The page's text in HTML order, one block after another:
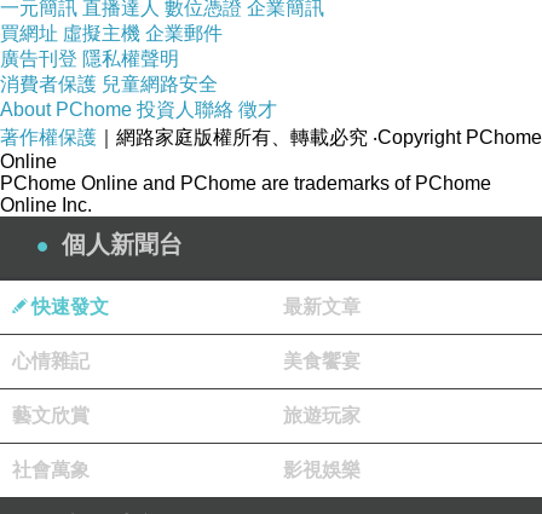
註:照片為潛水教提供的。
一元簡訊 直播達人 數位憑證 企業簡訊
買網址 虛擬主機 企業郵件
廣告刊登 隱私權聲明
消費者保護 兒童網路安全
About PChome 投資人聯絡 徵才
著作權保護 ｜網路家庭版權所有、轉載必究 ‧Copyright PChome
Online
PChome Online and PChome are trademarks of PChome
Online Inc.
個人新聞台
快速發文 最新文章
心情雜記 美食饗宴
藝文欣賞 旅遊玩家
社會萬象 影視娛樂